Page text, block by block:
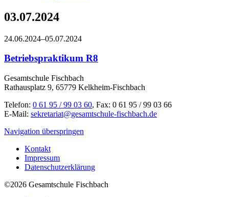
03.07.2024
24.06.2024–05.07.2024
Betriebspraktikum R8
Gesamtschule Fischbach
Rathausplatz 9, 65779 Kelkheim-Fischbach
Telefon: 0 61 95 / 99 03 60, Fax: 0 61 95 / 99 03 66
E-Mail: sekretariat@gesamtschule-fischbach.de
Navigation überspringen
Kontakt
Impressum
Datenschutzerklärung
©2026 Gesamtschule Fischbach